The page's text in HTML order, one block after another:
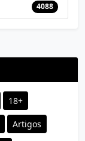
4088
18+
Artigos